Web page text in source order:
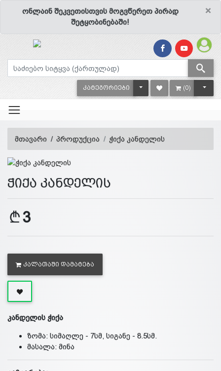
×
ონლაინ შეკვეთისთვის მოგვწერეთ პირად
შეტყობინებაში!
ᲙᲐᲢᲔᲒᲝᲠᲘᲔᲑᲘ TOGGLE DROPDOWN
(0)
მთავარი პროდუქცია ჭიქა კანდელის
ჭიქა კანდელის
3
ᲙᲐᲚᲐᲗᲐᲨᲘ ᲓᲐᲛᲐᲢᲔᲑᲐ
კანდელის ჭიქა
ზომა: სიმაღლე - 7სმ, სიგანე - 8.5სმ.
მასალა: მინა